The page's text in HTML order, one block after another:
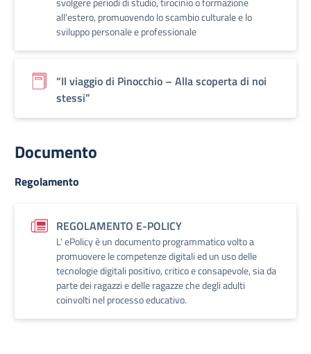
all'estero, promuovendo lo scambio culturale e lo
sviluppo personale e professionale
“Il viaggio di Pinocchio – Alla scoperta di noi
stessi”
Documento
Regolamento
REGOLAMENTO E-POLICY
L' ePolicy è un documento programmatico volto a
promuovere le competenze digitali ed un uso delle
tecnologie digitali positivo, critico e consapevole, sia da
parte dei ragazzi e delle ragazze che degli adulti
coinvolti nel processo educativo.